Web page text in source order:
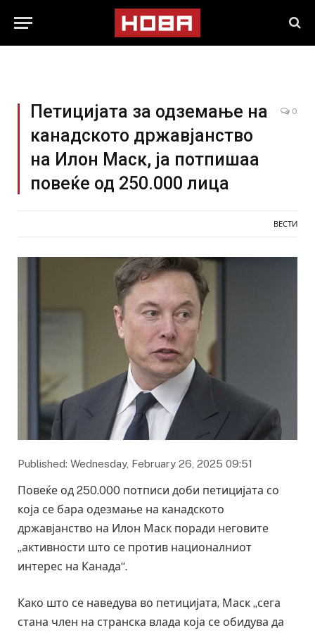
Петицијата за одземање на
канадското државјанство
на Илон Маск, ја потпишаа
повеќе од 250.000 лица
0
ВЕСТИ
Published: Wednesday, February 26, 2025 09:51
Повеќе од 250.000 потписи доби петицијата со
која се бара одезмање на канадското
државјанство на Илон Маск поради неговите
„активности што се против националниот
интерес на Канада“.
Како што се наведува во петицијата, Маск „сега
стана член на странска влада која се обидува да